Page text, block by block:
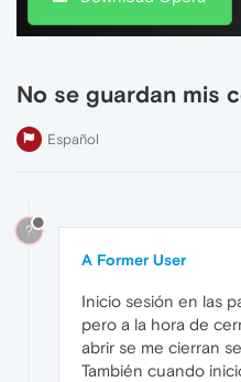
No se guardan mis
Español
?
A Former User
Inicio sesión en las
pero a la hora de
abrir se me cierran
También cuando